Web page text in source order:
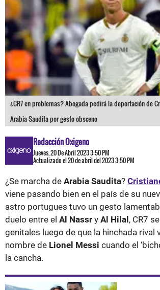
¿CR7 en problemas? Abogada pedirá la deportación de
Arabia Saudita por gesto obsceno
Redacción Oxigeno
Jueves, 20 De Abril 2023 3:50 PM
Actualizado el 20 de abril del 2023 3:50 PM
¿Se marcha de Arabia Saudita?
viene pasando bien en el país de su
astro portugues tuvo un gesto
duelo entre el Al Nassr y Al Hilal, CR7
genitales luego de que la hinchada rival
nombre de Lionel Messi cuando el
la cancha.